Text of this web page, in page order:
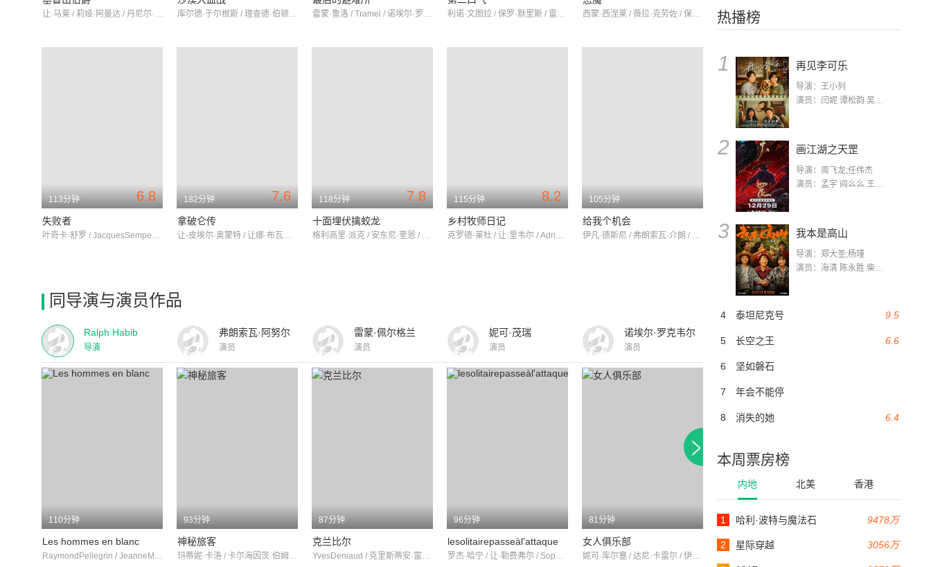
热播榜
1 再见李可乐
导演：王小列
演员：闫妮 谭松韵 吴京 蒋龙 赵小棠 冯雷 李虎城 平安 小七 小可乐
2 画江湖之天罡
导演：周飞龙;任伟杰
演员：孟宇 阎么么 王凯 郭政建 阎萌萌 杨默 高枫 齐斯伽 刘芊含 马程
3 我本是高山
导演：郑大圣;杨瑾
演员：海清 陈永胜 柴烨 王玥婷 万国鹏 美朵达瓦 赵瑞婷 罗解艳 郭莉娜 潘家艳
9.5
4 泰坦尼克号
6.6
5 长空之王
6 坚如磐石
7 年会不能停
6.4
8 消失的她
本周票房榜
内地 北美 香港
9478万
1 哈利·波特与魔法石
3056万
2 星际穿越
让·马莱 / 莉娅·阿曼达 / 丹尼尔·伊韦内尔 库尔德·于尔根斯 / 理查德·伯顿 / 露丝·罗曼 雷蒙·鲁洛 / Tramel / 诺埃尔·罗克韦尔 利诺·文图拉 / 保罗·默里斯 / 雷蒙·佩尔格兰 西蒙·西涅莱 / 薇拉·克劳佐 / 保罗·默里斯
6.8
113分钟
失败者
叶奇卡·舒罗 / JacquesSempey / 亨利·普瓦里耶
7.6
182分钟
拿破仑传
让-皮埃尔·奥蒙特 / 让娜·布瓦泰尔 / 奥逊·威尔斯
7.8
118分钟
十面埋伏擒蛟龙
格利高里·派克 / 安东尼·奎恩 / 奥马尔·沙里夫
8.2
115分钟
乡村牧师日记
克罗德·莱杜 / 让·里韦尔 / AdrienBorel
105分钟
给我个机会
伊凡·德斯尼 / 弗朗索瓦·介朗 / 米歇尔·梅奇
同导演与演员作品
Ralph Habib
导演
弗朗索瓦·阿努尔
演员
雷蒙·佩尔格兰
演员
妮可·茂瑞
演员
诺埃尔·罗克韦尔
演员
110分钟
Les hommes en blanc
RaymondPellegrin / JeanneMoreau / JeanChevrier
93分钟
神秘旅客
玛蒂妮·卡洛 / 卡尔海因茨·伯姆 / 塞尔日·雷吉亚尼
87分钟
克兰比尔
YvesDeniaud / 克里斯蒂安·富尔卡德 / 皮埃尔·蒙迪
96分钟
lesolitairepasseàl'attaque
罗杰·哈宁 / 让·勒费弗尔 / SophieAgacinski
81分钟
女人俱乐部
妮可·库尔塞 / 达尼·卡雷尔 / 伊凡·德斯尼
85分钟
escapade
100分钟
街头法则